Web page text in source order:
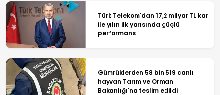
Türk Telekom'dan 17,2 milyar TL kar
ile yılın ilk yarısında güçlü
performans
Gümrüklerden 58 bin 519 canlı
hayvan Tarım ve Orman
Bakanlığı'na teslim edildi